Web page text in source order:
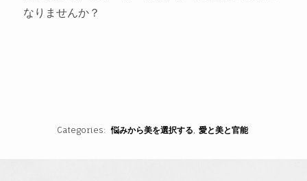
なりませんか？
Categories 悩みから美を選択する 愛と美と官能